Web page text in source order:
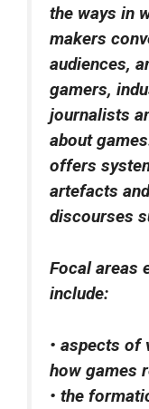
the ways in
makers
audiences,
gamers,
journalists
about
offers
artefacts
discourses
Focal areas
include:
• aspects of
how games
• the